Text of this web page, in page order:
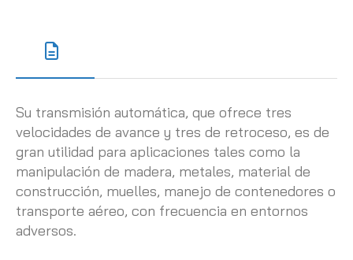
Su transmisión automática, que ofrece tres
velocidades de avance y tres de retroceso, es de
gran utilidad para aplicaciones tales como la
manipulación de madera, metales, material de
construcción, muelles, manejo de contenedores o
transporte aéreo, con frecuencia en entornos
adversos.